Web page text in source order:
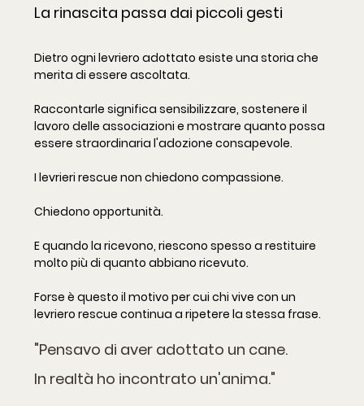
La rinascita passa dai piccoli gesti
Dietro ogni levriero adottato esiste una storia che
merita di essere ascoltata.
Raccontarle significa sensibilizzare, sostenere il
lavoro delle associazioni e mostrare quanto possa
essere straordinaria l'adozione consapevole.
I levrieri rescue non chiedono compassione.
Chiedono opportunità.
E quando la ricevono, riescono spesso a restituire
molto più di quanto abbiano ricevuto.
Forse è questo il motivo per cui chi vive con un
levriero rescue continua a ripetere la stessa frase.
"Pensavo di aver adottato un cane.
In realtà ho incontrato un'anima."